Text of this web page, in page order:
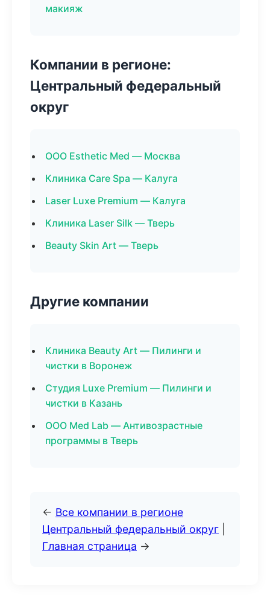
макияж
Компании в регионе:
Центральный федеральный
округ
ООО Esthetic Med — Москва
Клиника Care Spa — Калуга
Laser Luxe Premium — Калуга
Клиника Laser Silk — Тверь
Beauty Skin Art — Тверь
Другие компании
Клиника Beauty Art — Пилинги и
чистки в Воронеж
Студия Luxe Premium — Пилинги и
чистки в Казань
ООО Med Lab — Антивозрастные
программы в Тверь
← Все компании в регионе
Центральный федеральный округ
Главная страница →